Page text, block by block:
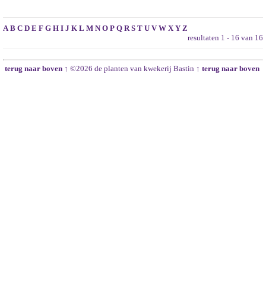
A B C D E F G H I J K L M N O P Q R S T U V W X Y Z
resultaten 1 - 16 van 16
terug naar boven ↑ ©2026 de planten van kwekerij Bastin ↑ terug naar boven